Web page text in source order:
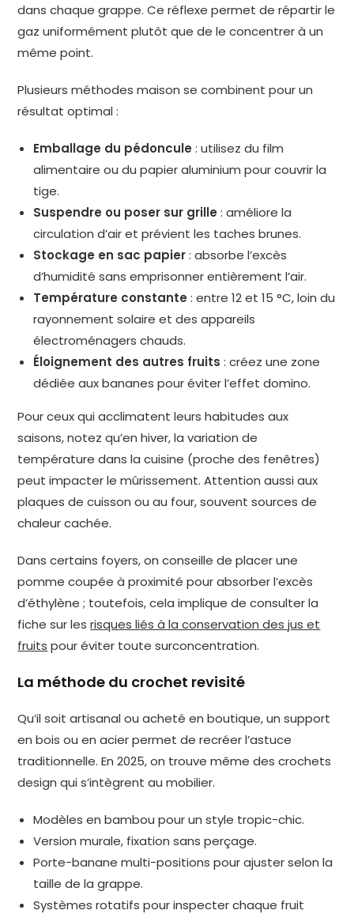
dans chaque grappe. Ce réflexe permet de répartir le
gaz uniformément plutôt que de le concentrer à un
même point.
Plusieurs méthodes maison se combinent pour un
résultat optimal :
Emballage du pédoncule : utilisez du film
alimentaire ou du papier aluminium pour couvrir la
tige.
Suspendre ou poser sur grille : améliore la
circulation d’air et prévient les taches brunes.
Stockage en sac papier: absorbe l’excès
d’humidité sans emprisonner entièrement l’air.
Température constante : entre 12 et 15 °C, loin du
rayonnement solaire et des appareils
électroménagers chauds.
Éloignement des autres fruits : créez une zone
dédiée aux bananes pour éviter l’effet domino.
Pour ceux qui acclimatent leurs habitudes aux
saisons, notez qu’en hiver, la variation de
température dans la cuisine (proche des fenêtres)
peut impacter le mûrissement. Attention aussi aux
plaques de cuisson ou au four, souvent sources de
chaleur cachée.
Dans certains foyers, on conseille de placer une
pomme coupée à proximité pour absorber l’excès
d’éthylène ; toutefois, cela implique de consulter la
fiche sur lesrisques liés à la conservation des jus et
fruits pour éviter toute surconcentration.
La méthode du crochet revisité
Qu’il soit artisanal ou acheté en boutique, un support
en bois ou en acier permet de recréer l’astuce
traditionnelle. En 2025, on trouve même des crochets
design qui s’intègrent au mobilier.
Modèles en bambou pour un style tropic-chic.
Version murale, fixation sans perçage.
Porte-banane multi-positions pour ajuster selon la
taille de la grappe.
Systèmes rotatifs pour inspecter chaque fruit